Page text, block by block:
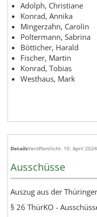
Adolph, Christiane
Konrad, Annika
Mingerzahn, Carolin
Poltermann, Sabrina
Bötticher, Harald
Fischer, Martin
Konrad, Tobias
Westhaus, Mark
Ausschüsse
DetailsVeröffentlicht: 10. April 2024
Auszug aus der
§ 26 ThürKO -